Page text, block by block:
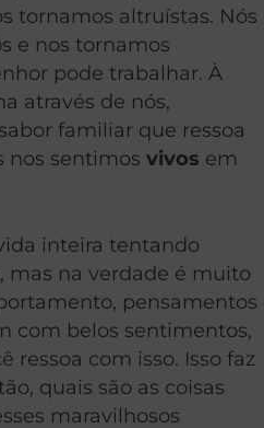
tornamos altruístas. Nós
e nos tornamos
pode trabalhar. À
através de nós,
familiar que ressoa
nos sentimos vivos em
inteira tentando
mas na verdade é muito
pensamentos
com belos sentimentos,
ressoa com isso. Isso faz
quais são as coisas
maravilhosos